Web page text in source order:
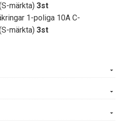
märkta) 3st
1-poliga 10A C-
märkta) 3st